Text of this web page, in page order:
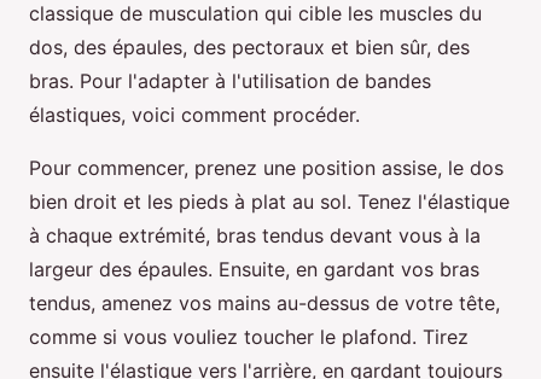
classique de musculation qui cible les muscles du
dos, des épaules, des pectoraux et bien sûr, des
bras. Pour l'adapter à l'utilisation de bandes
élastiques, voici comment procéder.
Pour commencer, prenez une position assise, le dos
bien droit et les pieds à plat au sol. Tenez l'élastique
à chaque extrémité, bras tendus devant vous à la
largeur des épaules. Ensuite, en gardant vos bras
tendus, amenez vos mains au-dessus de votre tête,
comme si vous vouliez toucher le plafond. Tirez
ensuite l'élastique vers l'arrière, en gardant toujours